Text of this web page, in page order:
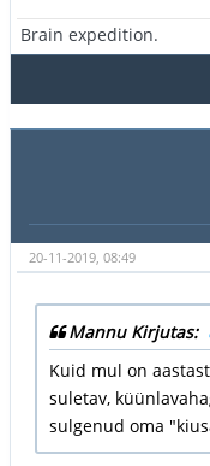
Brain expedition.
20-11-2019, 08:49
Mannu Kirjutas:
Kuid mul on
suletav,
sulgenud oma